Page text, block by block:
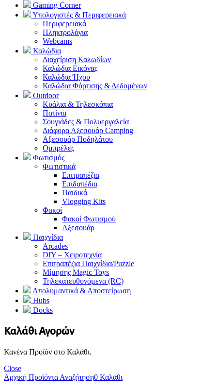
Gaming Corner
Υπολογιστές & Περιφερειακά
Περιφερειακά
Πληκτρολόγια
Webcams
Καλώδια
Διαχείριση Καλωδίων
Καλώδια Εικόνας
Καλώδια Ήχου
Καλώδια Φόρτισης & Δεδομένων
Outdoor
Κυάλια & Τηλεσκόπια
Πατίνια
Σουγιάδες & Πολυεργαλεία
Διάφορα Αξεσουάρ Camping
Αξεσουάρ Ποδηλάτου
Ομπρέλες
Φωτισμός
Φωτιστικά
Επιτραπέζια
Επιδαπέδια
Παιδικά
Vlogging Kits
Φακοί
Φακοί Φωτισμού
Αξεσουάρ
Παιχνίδια
Arcades
DIY – Χειροτεχνία
Επιτραπέζια Παιχνίδια/Puzzle
Μίμησης Magic Toys
Τηλεκατευθυνόμενα (RC)
Απολυμαντικά & Αποστείρωση
Hubs
Docks
Καλάθι Αγορών
Κανένα Προϊόν στο Καλάθι.
Close
Αρχική ΠροϊόνταΑναζήτηση0 Καλάθι